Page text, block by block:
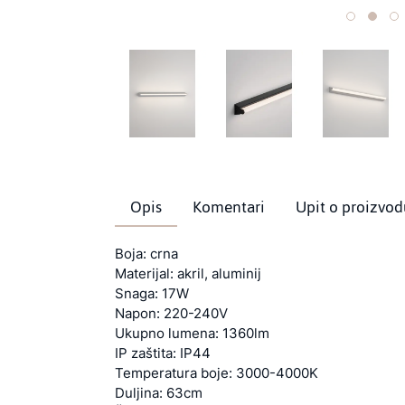
Opis Komentari Upit o
Boja: crna
Materijal: akril, aluminij
Snaga: 17W
Napon: 220-240V
Ukupno lumena: 1360lm
IP zaštita: IP44
Temperatura boje: 3000-4000K
Duljina: 63cm